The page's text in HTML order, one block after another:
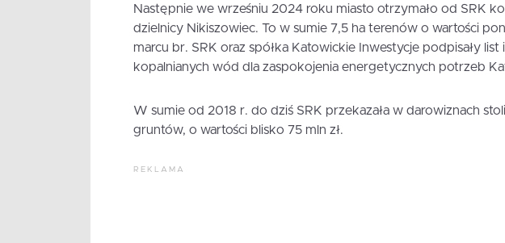
Następnie we wrześniu 2024 roku miasto otrzymało od SRK
dzielnicy Nikiszowiec. To w sumie 7,5 ha terenów o wartości
marcu br. SRK oraz spółka Katowickie Inwestycje podpisały
kopalnianych wód dla zaspokojenia energetycznych potrzeb
W sumie od 2018 r. do dziś SRK przekazała w darowiznach
gruntów, o wartości blisko 75 mln zł.
REKLAMA